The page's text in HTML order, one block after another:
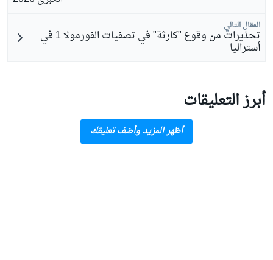
المقال التالي
تحذيرات من وقوع "كارثة" في تصفيات الفورمولا 1 في
أستراليا
أبرز التعليقات
أظهر المزيد وأضف تعليقك